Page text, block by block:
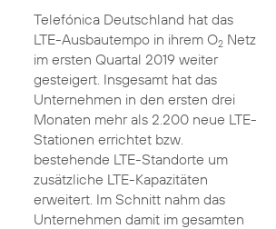
Telefónica Deutschland hat das
LTE-Ausbautempo in ihrem O2Netz
im ersten Quartal 2019 weiter
gesteigert. Insgesamt hat das
Unternehmen in den ersten drei
Monaten mehr als 2.200 neue LTE-
Stationen errichtet bzw.
bestehende LTE-Standorte um
zusätzliche LTE-Kapazitäten
erweitert. Im Schnitt nahm das
Unternehmen damit im gesamten